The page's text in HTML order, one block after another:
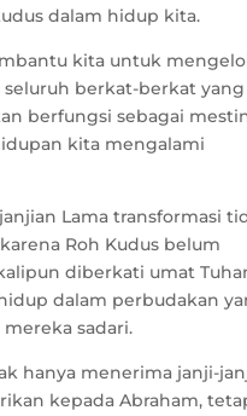
dalam hidup kita.
kita untuk
berkat-berkat yang
berfungsi sebagai
kita mengalami
Lama transformasi
Roh Kudus belum
diberkati umat
dalam perbudakan
sadari.
hanya menerima janji-
kepada Abraham,